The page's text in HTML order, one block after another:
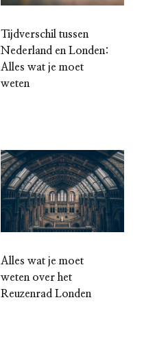
Tijdverschil tussen
Nederland en Londen:
Alles wat je moet
weten
Alles wat je moet
weten over het
Reuzenrad Londen